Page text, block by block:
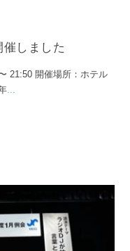
しました
21:50 開催場所：ホテル